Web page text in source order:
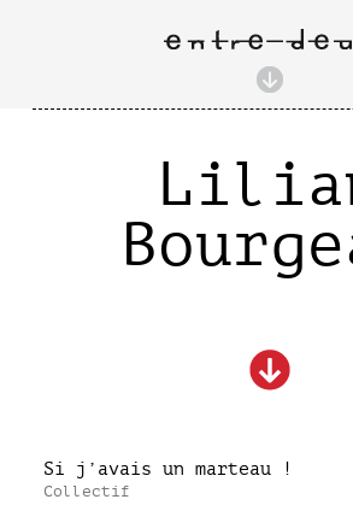
Si j’avais un marteau !
Collectif